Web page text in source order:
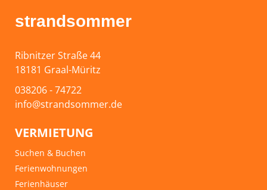
strandsommer
Ribnitzer Straße 44
18181 Graal-Müritz
038206 - 74722
info@strandsommer.de
VERMIETUNG
Suchen & Buchen
Ferienwohnungen
Ferienhäuser